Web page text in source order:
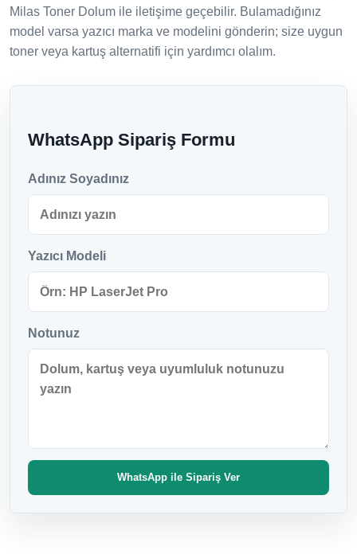
Milas Toner Dolum ile iletişime geçebilir. Bulamadığınız
model varsa yazıcı marka ve modelini gönderin; size uygun
toner veya kartuş alternatifi için yardımcı olalım.
WhatsApp Sipariş Formu
Adınız Soyadınız
Yazıcı Modeli
Notunuz
WhatsApp ile Sipariş Ver